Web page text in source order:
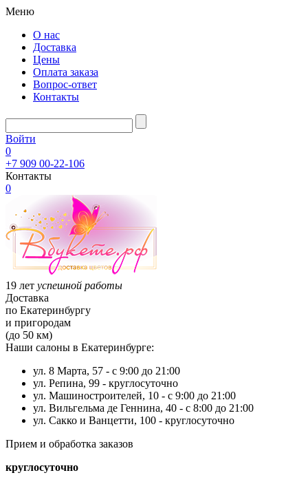
Меню
О нас
Доставка
Цены
Оплата заказа
Вопрос-ответ
Контакты
Войти
0
+7 909 00-22-106
Контакты
0
19 лет успешной работы
Доставка
по Екатеринбургу
и пригородам
(до 50 км)
Наши салоны в Екатеринбурге:
ул. 8 Марта, 57 - с 9:00 до 21:00
ул. Репина, 99 - круглосуточно
ул. Машиностроителей, 10 - с 9:00 до 21:00
ул. Вильгельма де Геннина, 40 - с 8:00 до 21:00
ул. Сакко и Ванцетти, 100 - круглосуточно
Прием и обработка заказов
круглосуточно